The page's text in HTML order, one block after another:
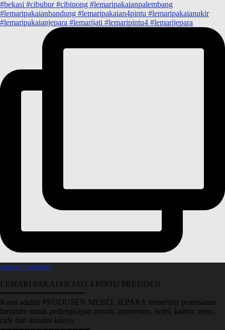
amanahfurniture
LEMARI PAKAIAN JATI 4 PINTU PRESIDEN
➖➖➖➖➖➖➖➖➖➖➖➖➖➖
Kami adalah PRODUSEN MEBEL JEPARA menerima pemesanan
furniture untuk perlengkapan rumah, apartemen, hotel, kantor, resto,
cafe dan instansi lainya.